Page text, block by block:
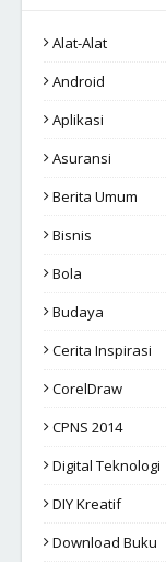
Alat-Alat
Android
Aplikasi
Asuransi
Berita Umum
Bisnis
Bola
Budaya
Cerita Inspirasi
CorelDraw
CPNS 2014
Digital Teknologi
DIY Kreatif
Download Buku